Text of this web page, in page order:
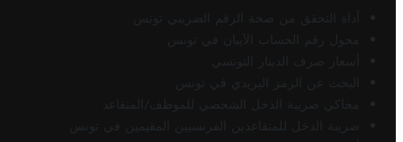
أداة التحقق من صحة الرقم الضريبي تونس
محول رقم الحساب الآيبان في تونس
أسعار صرف الدينار التونسي
البحث عن الرمز البريدي في تونس
محاكي ضريبة الدخل الشخصي للموظف/المتقاعد
ضريبة الدخل للمتقاعدين الفرنسيين المقيمين في تونس